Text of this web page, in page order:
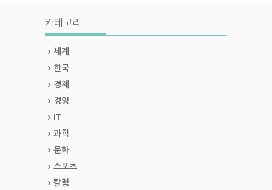
카테고리
세계
한국
경제
경영
IT
과학
문화
스포츠
칼럼